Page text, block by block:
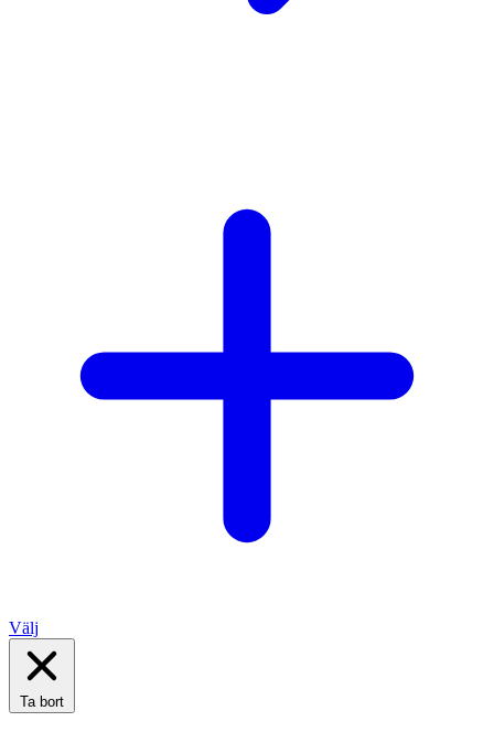
Välj
Ta bort